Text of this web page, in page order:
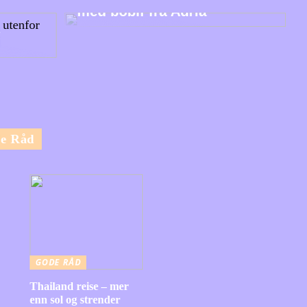
med bobil fra Adria
Råd
GODE RÅD
Thailand reise – mer
enn sol og strender